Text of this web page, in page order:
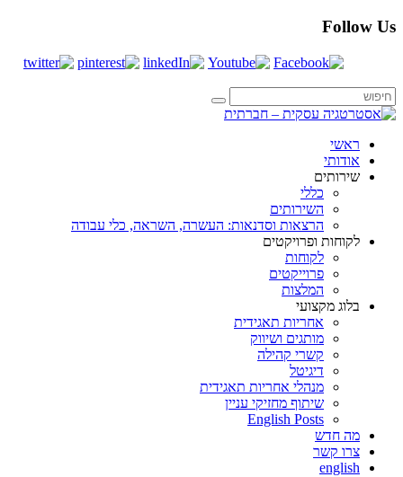
Follow Us
ראשי
אודותי
שירותים
כללי
השירותים
הרצאות וסדנאות: העשרה, השראה, כלי עבודה
לקוחות ופרויקטים
לקוחות
פרוייקטים
המלצות
בלוג מקצועי
אחריות תאגידית
מותגים ושיווק
קשרי קהילה
דיגיטל
מנהלי אחריות תאגידית
שיתוף מחזיקי עניין
English Posts
מה חדש
צרו קשר
english